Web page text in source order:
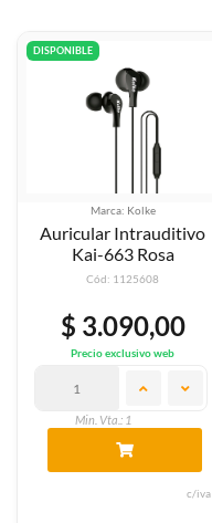
DISPONIBLE
Marca: Kolke
Auricular Intrauditivo
Kai-663 Rosa
Cód: 1125608
$ 3.090,00
Precio exclusivo web
Min. Vta.: 1
c/iva